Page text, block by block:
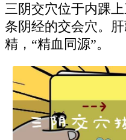
三阴交穴位于内踝
条阴经的交会穴。
精，“精血同源”。